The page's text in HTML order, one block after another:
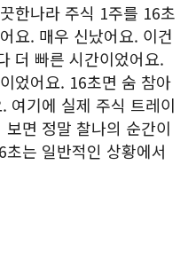
한나라 주식 1주를 16초
요. 매우 신났어요. 이건
더 빠른 시간이었어요.
었어요. 16초면 숨 참아
여기에 실제 주식 트레이
면 정말 찰나의 순간이
는 일반적인 상황에서